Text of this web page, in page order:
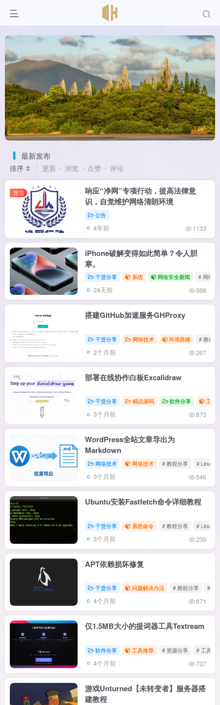
分享知识
快乐你我
最新发布
排序 更新 浏览 点赞 评论
置顶
响应“净网”专项行动，提高法律意
识，自觉维护网络清朗环境
公告
4年前 1133
iPhone破解变得如此简单？令人胆
寒。
干货分享 系统 网络安全新闻 # 网络
24天前 568
搭建GitHub加速服务GHProxy
干货分享 网络技术 环境搭建 # 教程
2个月前 267
部署在线协作白板Excalidraw
干货分享 精品源码 软件分享 工具
3个月前 873
WordPress全站文章导出为
Markdown
网络技术 网络技术 # 教程分享 # Linux
3个月前 546
Ubuntu安装Fastfetch命令详细教程
干货分享 系统命令 # 教程分享 # Linux
3个月前 239
APT依赖损坏修复
干货分享 问题解决办法 # 教程分享 #
4个月前 871
仅1.5MB大小的提词器工具Textream
软件分享 工具推荐 # 资源分享 # 工具推
4个月前 737
游戏Unturned【未转变者】服务器搭
建教程